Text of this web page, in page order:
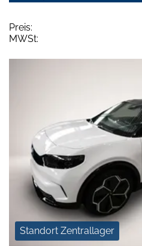
Preis:
MWSt:
Standort Zentrallager